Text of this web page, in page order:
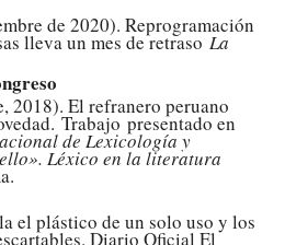
de 2020). Reprogramación
lleva un mes de retraso La
2018). El refranero peruano
Trabajo presentado en
de Lexicología y
Léxico en la literatura
el plástico de un solo uso y los
Diario Oficial El